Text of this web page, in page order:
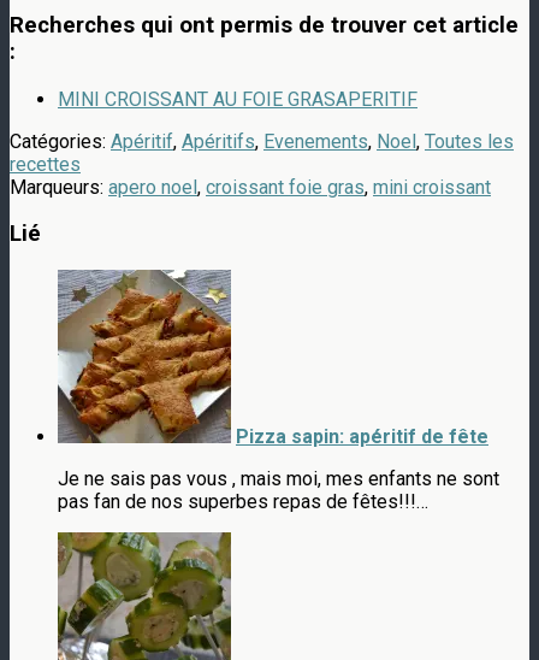
Recherches qui ont permis de trouver cet article
:
MINI CROISSANT AU FOIE GRASAPERITIF
Catégories: Apéritif, Apéritifs, Evenements, Noel, Toutes les
recettes
Marqueurs: apero noel, croissant foie gras, mini croissant
Lié
Pizza sapin: apéritif de fête
Je ne sais pas vous , mais moi, mes enfants ne sont
pas fan de nos superbes repas de fêtes!!!…